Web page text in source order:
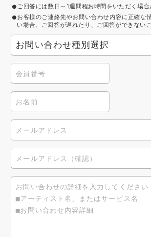
ご回答には数日～1週間程お時間をいただく場合
お客様のご連絡先やお問い合わせ内容に正確な
い場合、ご回答が遅れたり、ご回答ができない